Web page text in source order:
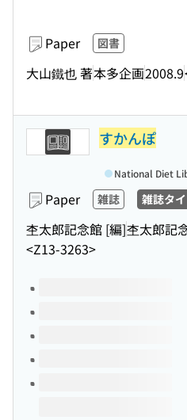
Paper 図書
大山鐵也 著本多企画2008.9
すかんぽ
Paper 雑誌 雑誌タ
杢太郎記念館 [編]杢太郎記
<Z13-3263>
National Diet
Volumes of this title